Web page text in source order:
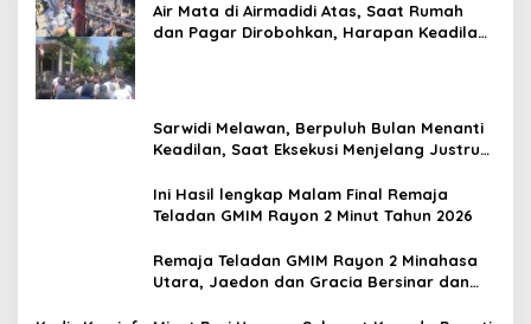
Air Mata di Airmadidi Atas, Saat Rumah
dan Pagar Dirobohkan, Harapan Keadilan
Sarwidi Melawan, Berpuluh Bulan Menanti
Keadilan, Saat Eksekusi Menjelang Justru
Ini Hasil lengkap Malam Final Remaja
Teladan GMIM Rayon 2 Minut Tahun 2026
Remaja Teladan GMIM Rayon 2 Minahasa
Utara, Jaedon dan Gracia Bersinar dan